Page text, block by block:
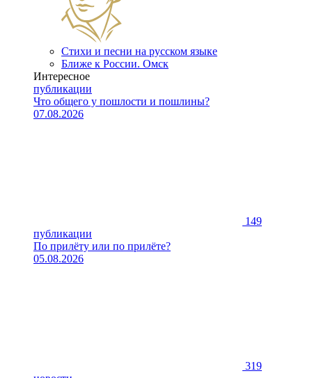
Стихи и песни на русском языке
Ближе к России. Омск
Интересное
публикации
Что общего у пошлости и пошлины?
07.08.2026
149
публикации
По прилёту или по прилёте?
05.08.2026
319